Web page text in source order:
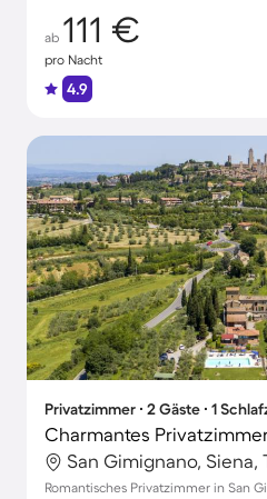
ab 111 €
pro Nacht
4.9
Privatzimmer ∙ 2 Gäste ∙ 1
San Gimignano, Siena,
Romantisches Privatzimmer in San